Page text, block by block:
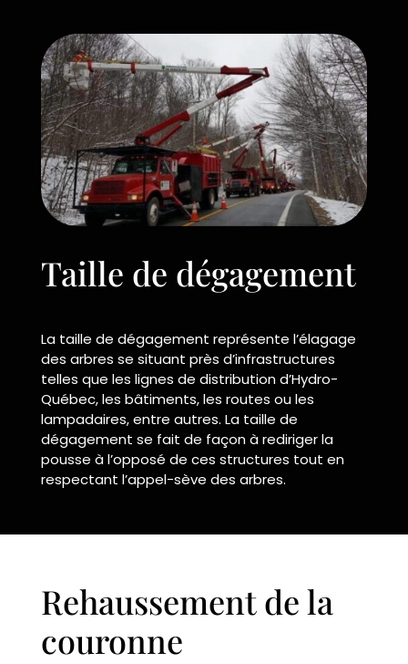
Taille de dégagement
La taille de dégagement représente l’élagage
des arbres se situant près d’infrastructures
telles que les lignes de distribution d’Hydro-
Québec, les bâtiments, les routes ou les
lampadaires, entre autres. La taille de
dégagement se fait de façon à rediriger la
pousse à l’opposé de ces structures tout en
respectant l’appel-sève des arbres.
Rehaussement de la
couronne